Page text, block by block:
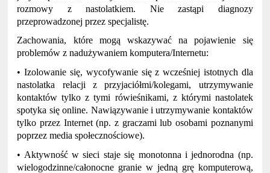
rozmowy z nastolatkiem. Nie zastąpi diagnozy
przeprowadzonej przez specjalistę.
Zachowania, które mogą wskazywać na pojawienie się
problemów z nadużywaniem komputera/Internetu:
• Izolowanie się, wycofywanie się z wcześniej istotnych dla
nastolatka relacji z przyjaciółmi/kolegami, utrzymywanie
kontaktów tylko z tymi rówieśnikami, z którymi nastolatek
spotyka się online. Nawiązywanie i utrzymywanie kontaktów
tylko przez Internet (np. z graczami lub osobami poznanymi
poprzez media społecznościowe).
• Aktywność w sieci staje się monotonna i jednorodna (np.
wielogodzinne/całonocne granie w jedną grę komputerową,